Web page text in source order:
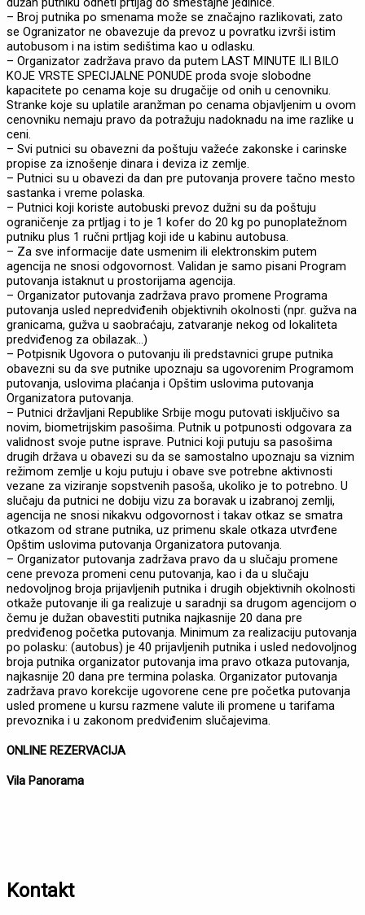
– Broj putnika po smenama može se značajno razlikovati, zato
se Ogranizator ne obavezuje da prevoz u povratku izvrši istim
autobusom i na istim sedištima kao u odlasku.
– Organizator zadržava pravo da putem LAST MINUTE ILI BILO
KOJE VRSTE SPECIJALNE PONUDE proda svoje slobodne
kapacitete po cenama koje su drugačije od onih u cenovniku.
Stranke koje su uplatile aranžman po cenama objavljenim u ovom
cenovniku nemaju pravo da potražuju nadoknadu na ime razlike u
ceni.
– Svi putnici su obavezni da poštuju važeće zakonske i carinske
propise za iznošenje dinara i deviza iz zemlje.
– Putnici su u obavezi da dan pre putovanja provere tačno mesto
sastanka i vreme polaska.
– Putnici koji koriste autobuski prevoz dužni su da poštuju
ograničenje za prtljag i to je 1 kofer do 20 kg po punoplatežnom
putniku plus 1 ručni prtljag koji ide u kabinu autobusa.
– Za sve informacije date usmenim ili elektronskim putem
agencija ne snosi odgovornost. Validan je samo pisani Program
putovanja istaknut u prostorijama agencija.
– Organizator putovanja zadržava pravo promene Programa
putovanja usled nepredviđenih objektivnih okolnosti (npr. gužva na
granicama, gužva u saobraćaju, zatvaranje nekog od lokaliteta
predviđenog za obilazak…)
– Potpisnik Ugovora o putovanju ili predstavnici grupe putnika
obavezni su da sve putnike upoznaju sa ugovorenim Programom
putovanja, uslovima plaćanja i Opštim uslovima putovanja
Organizatora putovanja.
– Putnici državljani Republike Srbije mogu putovati isključivo sa
novim, biometrijskim pasošima. Putnik u potpunosti odgovara za
validnost svoje putne isprave. Putnici koji putuju sa pasošima
drugih država u obavezi su da se samostalno upoznaju sa viznim
režimom zemlje u koju putuju i obave sve potrebne aktivnosti
vezane za viziranje sopstvenih pasoša, ukoliko je to potrebno. U
slučaju da putnici ne dobiju vizu za boravak u izabranoj zemlji,
agencija ne snosi nikakvu odgovornost i takav otkaz se smatra
otkazom od strane putnika, uz primenu skale otkaza utvrđene
Opštim uslovima putovanja Organizatora putovanja.
– Organizator putovanja zadržava pravo da u slučaju promene
cene prevoza promeni cenu putovanja, kao i da u slučaju
nedovoljnog broja prijavljenih putnika i drugih objektivnih okolnosti
otkaže putovanje ili ga realizuje u saradnji sa drugom agencijom o
čemu je dužan obavestiti putnika najkasnije 20 dana pre
predviđenog početka putovanja. Minimum za realizaciju putovanja
po polasku: (autobus) je 40 prijavljenih putnika i usled nedovoljnog
broja putnika organizator putovanja ima pravo otkaza putovanja,
najkasnije 20 dana pre termina polaska. Organizator putovanja
zadržava pravo korekcije ugovorene cene pre početka putovanja
usled promene u kursu razmene valute ili promene u tarifama
prevoznika i u zakonom predviđenim slučajevima.
ONLINE REZERVACIJA
Vila Panorama
Kontakt